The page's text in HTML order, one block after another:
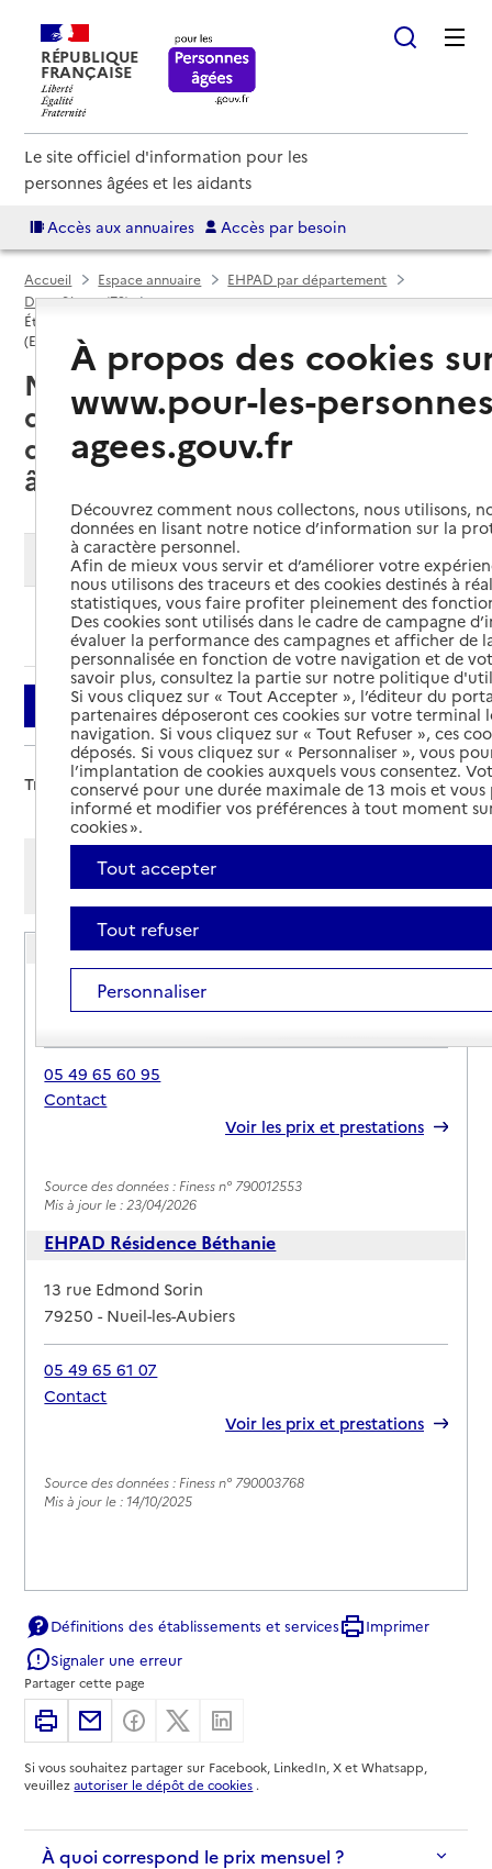
RÉPUBLIQUE
FRANÇAISE
Le site officiel d'information pour les
personnes âgées et les aidants
Accès aux annuaires Accès par besoin
Accueil Espace annuaire
EHPAD par département
Deux-Sèvres (79)
Établissement d'hébergement pour personnes âgées dépendantes
(EHPAD)
Nueil-les-Aubiers (79250) : liste
des 2 établissements
d'hébergement pour personnes
âgées dépendantes (EHPAD)
Modifier ma recherche
Ajouter cette recherche aux favoris
Filtrer
Trier par :
Afficher les résultats par:
Mode liste
Mode carte
EHPAD Résidence Sainte Famille
Adresse
1 rue Jeanne Maslon
79250-Nueil-les-Aubiers
05 49 65 60 95
Contact
Voir les prix et prestations
Source des données : Finess n° 790012553
Mis à jour le : 23/04/2026
EHPAD Résidence Béthanie
Adresse
13 rue Edmond Sorin
79250-Nueil-les-Aubiers
05 49 65 61 07
Contact
Voir les prix et prestations
Source des données : Finess n° 790003768
Mis à jour le : 14/10/2025
Définitions des établissements et services
Imprimer
Signaler une erreur
Partager cette page
ImprimerPartager par email
Partager sur Facebook
Partager sur X
Si vous souhaitez partager sur Facebook, LinkedIn, X et Whatsapp,
veuillezautoriser le dépôt de cookies .
À quoi correspond le prix mensuel ?
À propos des cookies
www.pour-les-
agees.gouv.fr
Découvrez comment nous collectons, nous utilisons,
données en lisant notre notice d’information sur la
à caractère personnel.
Afin de mieux vous servir et d’améliorer votre
nous utilisons des traceurs et des cookies destinés à
statistiques, vous faire profiter pleinement des
Des cookies sont utilisés dans le cadre de campagne
évaluer la performance des campagnes et afficher de
personnalisée en fonction de votre navigation et de
savoir plus, consultez la partie sur notre politique
Si vous cliquez sur « Tout Accepter », l’éditeur du
partenaires déposeront ces cookies sur votre terminal
navigation. Si vous cliquez sur « Tout Refuser », ces
déposés. Si vous cliquez sur « Personnaliser », vous
l’implantation de cookies auxquels vous consentez.
conservé pour une durée maximale de 13 mois et
informé et modifier vos préférences à tout moment
cookies ».
Tout accepter
Tout refuser
Personnaliser